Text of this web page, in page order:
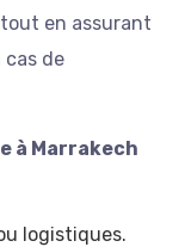
en assurant
de
à Marrakech
logistiques.